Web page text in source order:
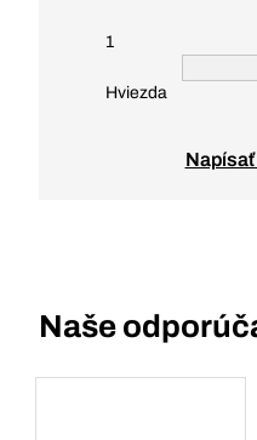
1
Hviezda
Naše